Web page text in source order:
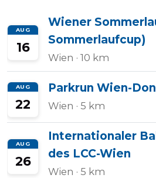
AUG
16
Wiener
Sommerlaufcup)
Wien · 10 km
AUG
22
Parkrun Wien-
Wien · 5 km
AUG
26
Internationaler
des LCC-Wien
Wien · 5 km